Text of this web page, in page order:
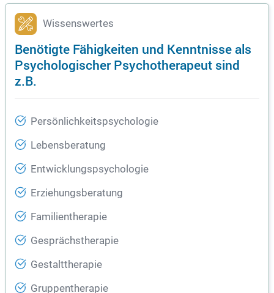
Wissenswertes
Benötigte Fähigkeiten und Kenntnisse als
Psychologischer Psychotherapeut sind
z.B.
Persönlichkeitspsychologie
Lebensberatung
Entwicklungspsychologie
Erziehungsberatung
Familientherapie
Gesprächstherapie
Gestalttherapie
Gruppentherapie